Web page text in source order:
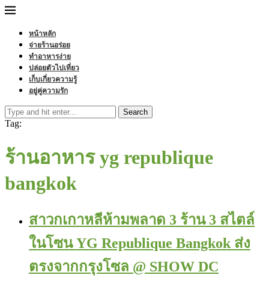
หน้าหลัก
จ่ายร้านอร่อย
ทำอาหารง่าย
ปล่อยตัวไปเที่ยว
เก็บเกี่ยวความรู้
อยู่คู่ความรัก
Search
Tag:
ร้านอาหาร yg republique
bangkok
สาวกเกาหลีห้ามพลาด 3 ร้าน 3 สไตล์
ในโซน YG Republique Bangkok ส่ง
ตรงจากกรุงโซล @ SHOW DC